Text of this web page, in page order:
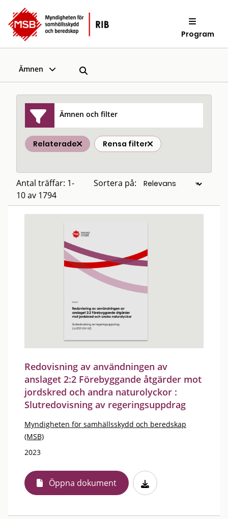
Program
Ämnen
Ämnen och filter
Relaterade Rensa filter
Antal träffar: 1-
10 av 1794
Sortera på:
Redovisning av användningen av
anslaget 2:2 Förebyggande åtgärder mot
jordskred och andra naturolyckor :
Slutredovisning av regeringsuppdrag
Myndigheten för samhällsskydd och beredskap
(MSB)
2023
Öppna dokument